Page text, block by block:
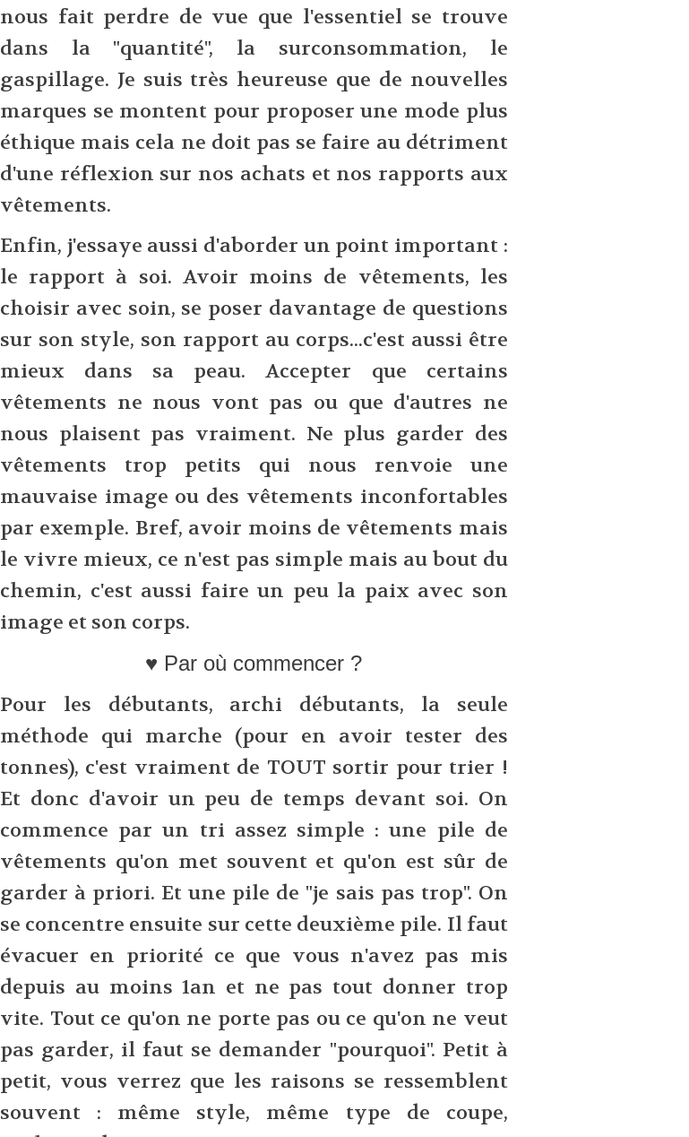
nous fait perdre de vue que l'essentiel se trouve
dans la "quantité", la surconsommation, le
gaspillage. Je suis très heureuse que de nouvelles
marques se montent pour proposer une mode plus
éthique mais cela ne doit pas se faire au détriment
d'une réflexion sur nos achats et nos rapports aux
vêtements.
Enfin, j'essaye aussi d'aborder un point important :
le rapport à soi. Avoir moins de vêtements, les
choisir avec soin, se poser davantage de questions
sur son style, son rapport au corps...c'est aussi être
mieux dans sa peau. Accepter que certains
vêtements ne nous vont pas ou que d'autres ne
nous plaisent pas vraiment. Ne plus garder des
vêtements trop petits qui nous renvoie une
mauvaise image ou des vêtements inconfortables
par exemple. Bref, avoir moins de vêtements mais
le vivre mieux, ce n'est pas simple mais au bout du
chemin, c'est aussi faire un peu la paix avec son
image et son corps.
♥ Par où commencer ?
Pour les débutants, archi débutants, la seule
méthode qui marche (pour en avoir tester des
tonnes), c'est vraiment de TOUT sortir pour trier !
Et donc d'avoir un peu de temps devant soi. On
commence par un tri assez simple : une pile de
vêtements qu'on met souvent et qu'on est sûr de
garder à priori. Et une pile de "je sais pas trop". On
se concentre ensuite sur cette deuxième pile. Il faut
évacuer en priorité ce que vous n'avez pas mis
depuis au moins 1an et ne pas tout donner trop
vite. Tout ce qu'on ne porte pas ou ce qu'on ne veut
pas garder, il faut se demander "pourquoi". Petit à
petit, vous verrez que les raisons se ressemblent
souvent : même style, même type de coupe,